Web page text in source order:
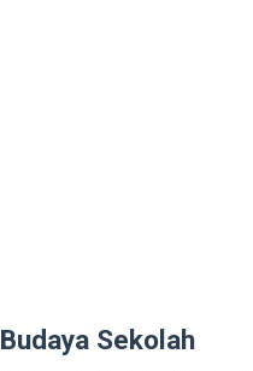
Budaya Sekolah